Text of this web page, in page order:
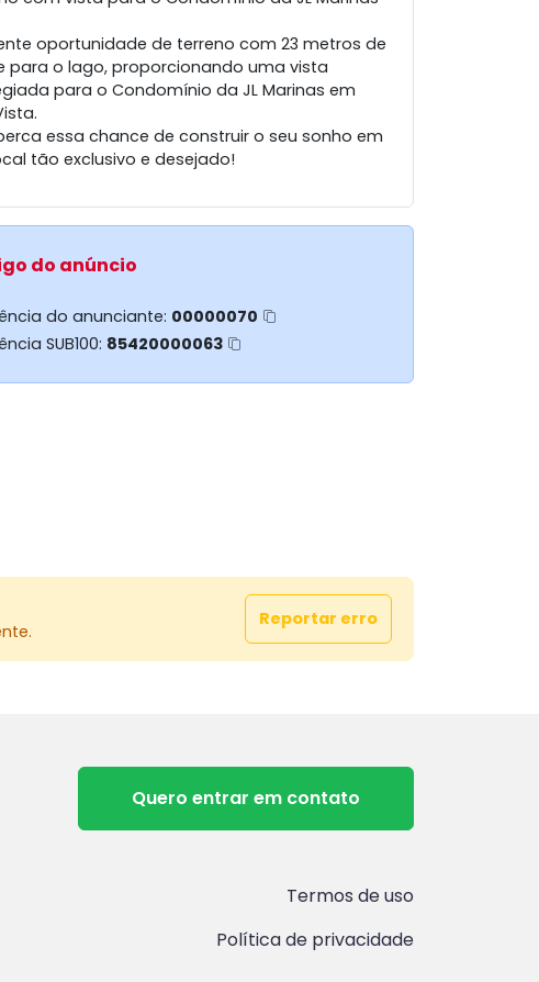
oportunidade de terreno com 23 metros de
para o lago, proporcionando uma vista
para o Condomínio da JL Marinas em
essa chance de construir o seu sonho em
tão exclusivo e desejado!
do anúncio
do anunciante: 00000070
SUB100: 85420000063
Reportar erro
Quero entrar em contato
Termos de uso
Política de privacidade